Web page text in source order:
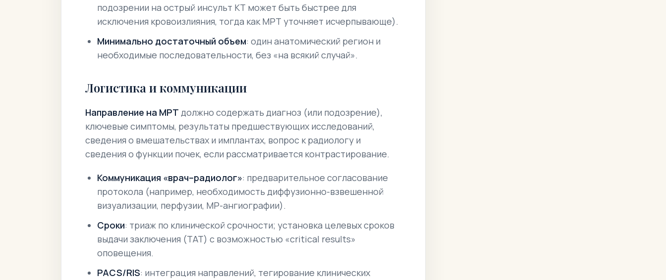
подозрении на острый инсульт КТ может быть быстрее для
исключения кровоизлияния, тогда как МРТ уточняет исчерпывающе).
Минимально достаточный объем: один анатомический регион и
необходимые последовательности, без «на всякий случай».
Логистика и коммуникации
Направление на МРТ должно содержать диагноз (или подозрение),
ключевые симптомы, результаты предшествующих исследований,
сведения о вмешательствах и имплантах, вопрос к радиологу и
сведения о функции почек, если рассматривается контрастирование.
Коммуникация «врач–радиолог»: предварительное согласование
протокола (например, необходимость диффузионно-взвешенной
визуализации, перфузии, МР-ангиографии).
Сроки: триаж по клинической срочности; установка целевых сроков
выдачи заключения (TAT) с возможностью «critical results»
оповещения.
PACS/RIS: интеграция направлений, тегирование клинических